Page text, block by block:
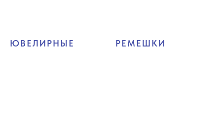
ЮВЕЛИРНЫЕ РЕМЕШКИ